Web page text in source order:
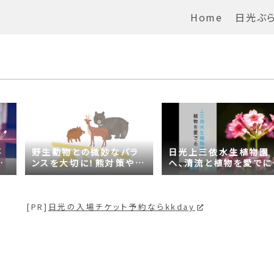
Home 日光ぶ
野生動物との微妙なバラ
ンスを大切に！熊対策や日
光の自然が学べるスポッ
日光上三依水生植物園
へ、清流と植物を愛でに
【プチ日光】
[PR] 日光の入場チケット予約ならkkday